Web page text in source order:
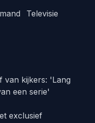
Televisie
van kijkers: 'Lang
een serie'
exclusief